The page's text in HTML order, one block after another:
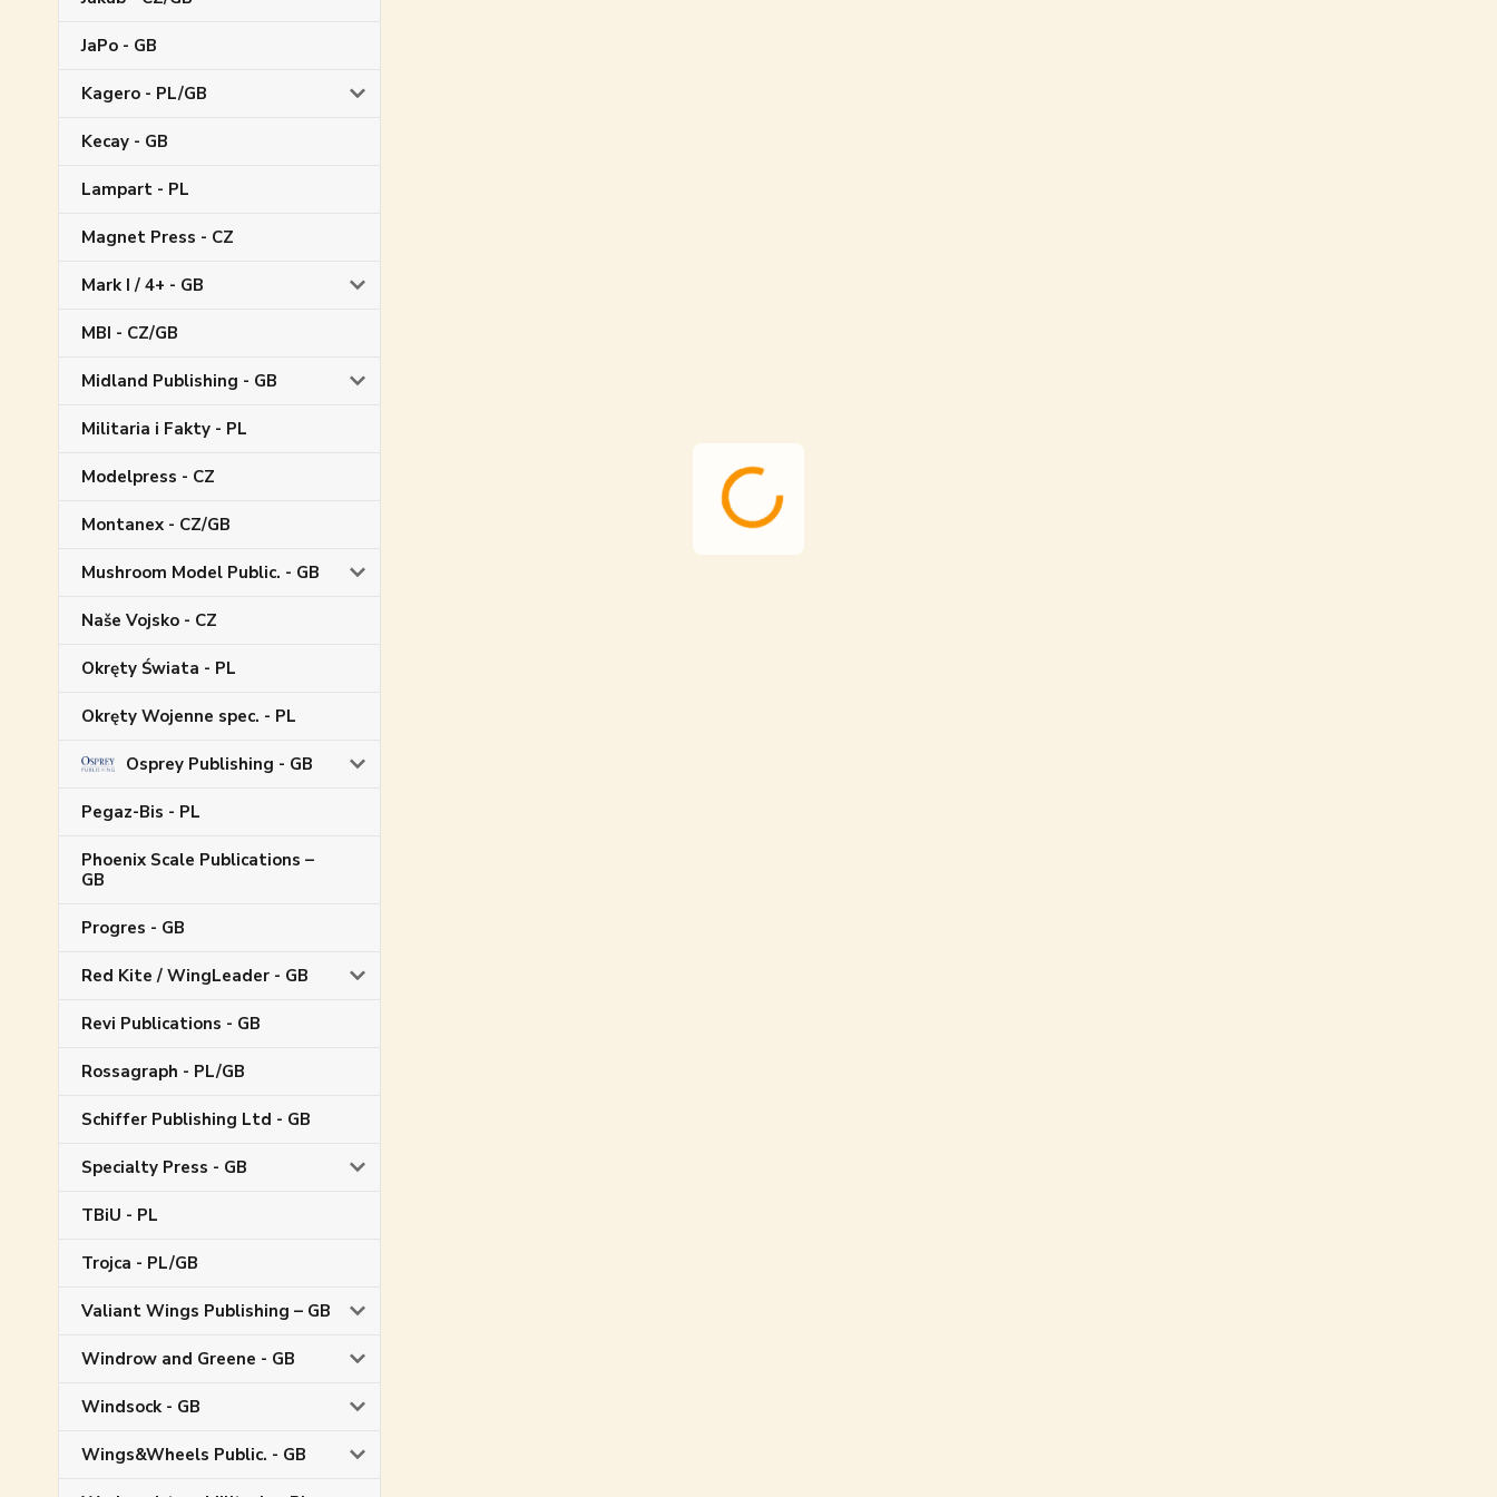
JaPo - GB
Kagero - PL/GB
Kecay - GB
Lampart - PL
Magnet Press - CZ
Mark I / 4+ - GB
MBI - CZ/GB
Midland Publishing - GB
Militaria i Fakty - PL
Modelpress - CZ
Montanex - CZ/GB
Mushroom Model Public. - GB
Naše Vojsko - CZ
Okręty Świata - PL
Okręty Wojenne spec. - PL
Osprey Publishing - GB
Pegaz-Bis - PL
Phoenix Scale Publications –
GB
Progres - GB
Red Kite / WingLeader - GB
Revi Publications - GB
Rossagraph - PL/GB
Schiffer Publishing Ltd - GB
Specialty Press - GB
TBiU - PL
Trojca - PL/GB
Valiant Wings Publishing – GB
Windrow and Greene - GB
Windsock - GB
Wings&Wheels Public. - GB